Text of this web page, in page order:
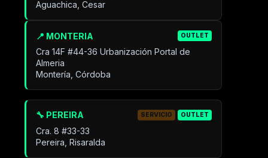
Aguachica, Cesar
📍 MONTERIA OUTLET
Cra 14F #44-36 Urbanización Portal de
Almeria
Montería, Córdoba
🔧 PEREIRA SERVICIO OUTLET
Cra. 8 #33-33
Pereira, Risaralda